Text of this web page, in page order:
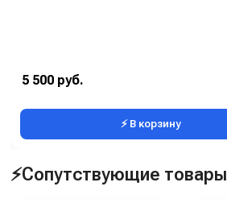
5 500 руб.
⚡ В корзину
⚡Сопутствующие товары